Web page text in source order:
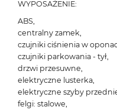
WYPOSAŻENIE:
ABS,
centralny zamek,
czujniki ciśnienia w
czujniki parkowania - tył,
drzwi przesuwne,
elektryczne lusterka,
elektryczne szyby
felgi: stalowe,